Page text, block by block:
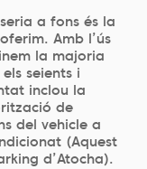
a fons és la
Amb l’ús
la majoria
seients i
inclou la
de
del vehicle a
(Aquest
d’Atocha).